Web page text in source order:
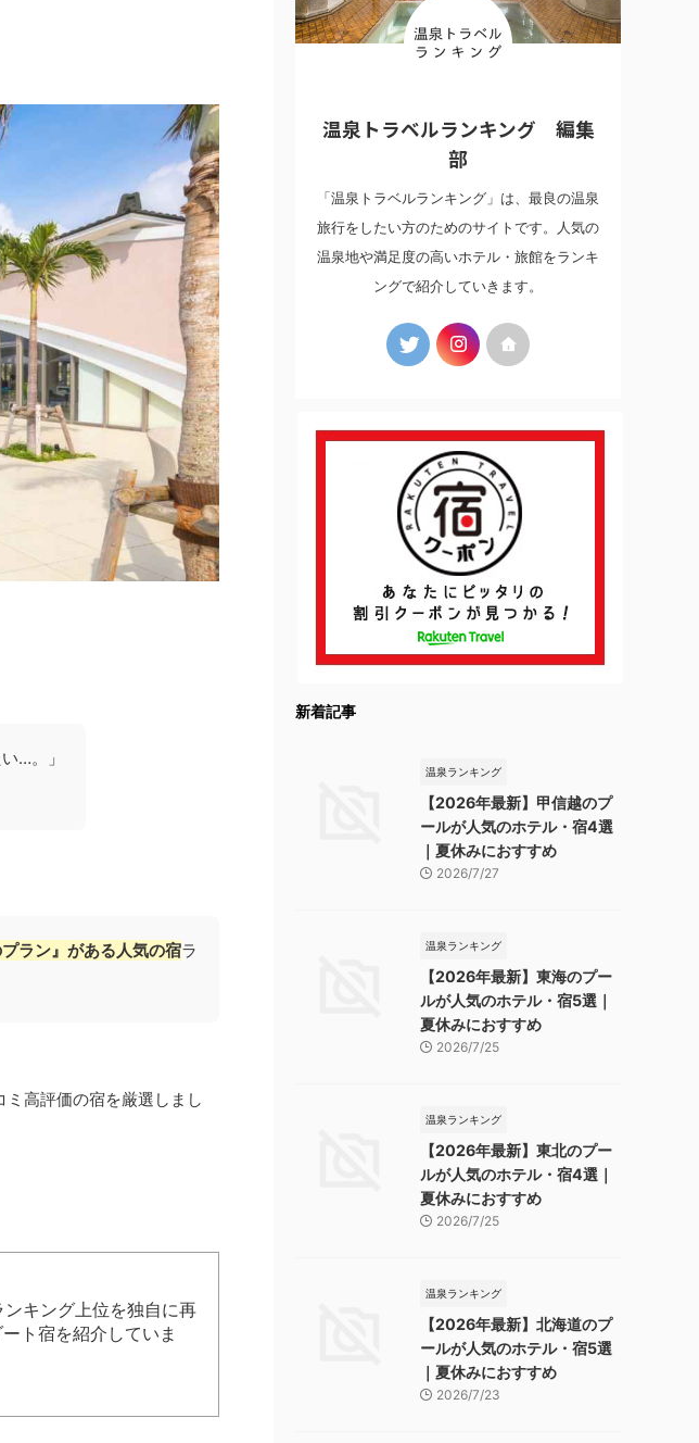
…。」
ラン』がある人気の宿ラ
高評価の宿を厳選しまし
キング上位を独自に再
ト宿を紹介していま
温泉トラベルランキング 編集
部
「温泉トラベルランキング」は、最良の温泉
旅行をしたい方のためのサイトです。人気の
温泉地や満足度の高いホテル・旅館をランキ
ングで紹介していきます。
新着記事
温泉ランキング
【2026年最新】甲信越のプ
ールが人気のホテル・宿4選
｜夏休みにおすすめ
2026/7/27
温泉ランキング
【2026年最新】東海のプー
ルが人気のホテル・宿5選｜
夏休みにおすすめ
2026/7/25
温泉ランキング
【2026年最新】東北のプー
ルが人気のホテル・宿4選｜
夏休みにおすすめ
2026/7/25
温泉ランキング
【2026年最新】北海道のプ
ールが人気のホテル・宿5選
｜夏休みにおすすめ
2026/7/23